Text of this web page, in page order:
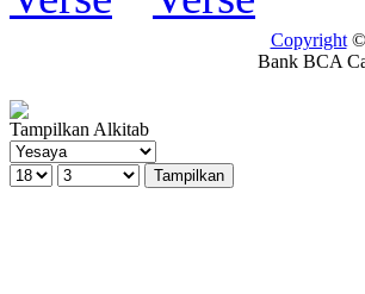
Copyright©
Bank BCA
Tampilkan Alkitab